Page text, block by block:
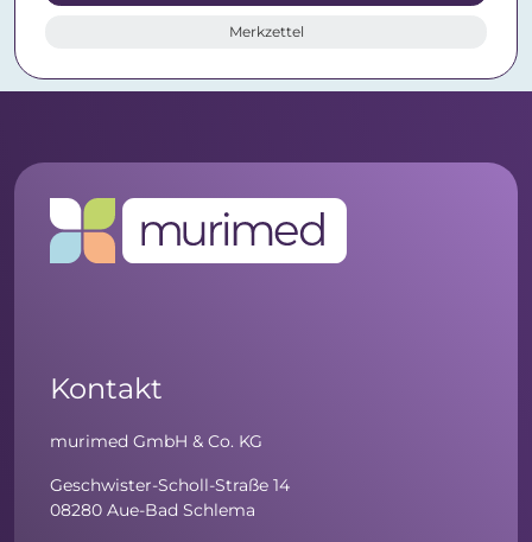
Merkzettel
Kontakt
murimed GmbH & Co. KG
Geschwister-Scholl-Straße 14
08280 Aue-Bad Schlema